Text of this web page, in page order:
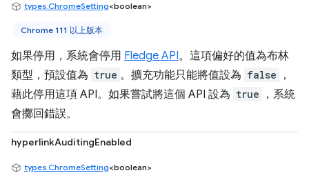
types.ChromeSetting<boolean>
Chrome 111 以上版本
如果停用，系統會停用 Fledge API。這項偏好的值為布林
類型，預設值為 true 。擴充功能只能將值設為 false
，
藉此停用這項 API。如果嘗試將這個 API 設為 true
，系統
會擲回錯誤。
hyperlinkAuditingEnabled
types.ChromeSetting<boolean>